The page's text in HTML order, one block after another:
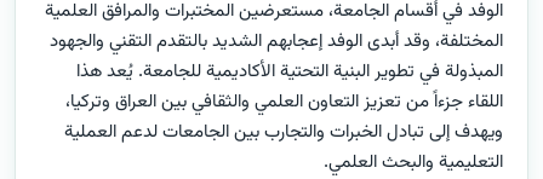
الوفد في أقسام الجامعة، مستعرضين المختبرات والمرافق العلمية
المختلفة، وقد أبدى الوفد إعجابهم الشديد بالتقدم التقني والجهود
المبذولة في تطوير البنية التحتية الأكاديمية للجامعة. يُعد هذا
اللقاء جزءاً من تعزيز التعاون العلمي والثقافي بين العراق وتركيا،
ويهدف إلى تبادل الخبرات والتجارب بين الجامعات لدعم العملية
التعليمية والبحث العلمي.